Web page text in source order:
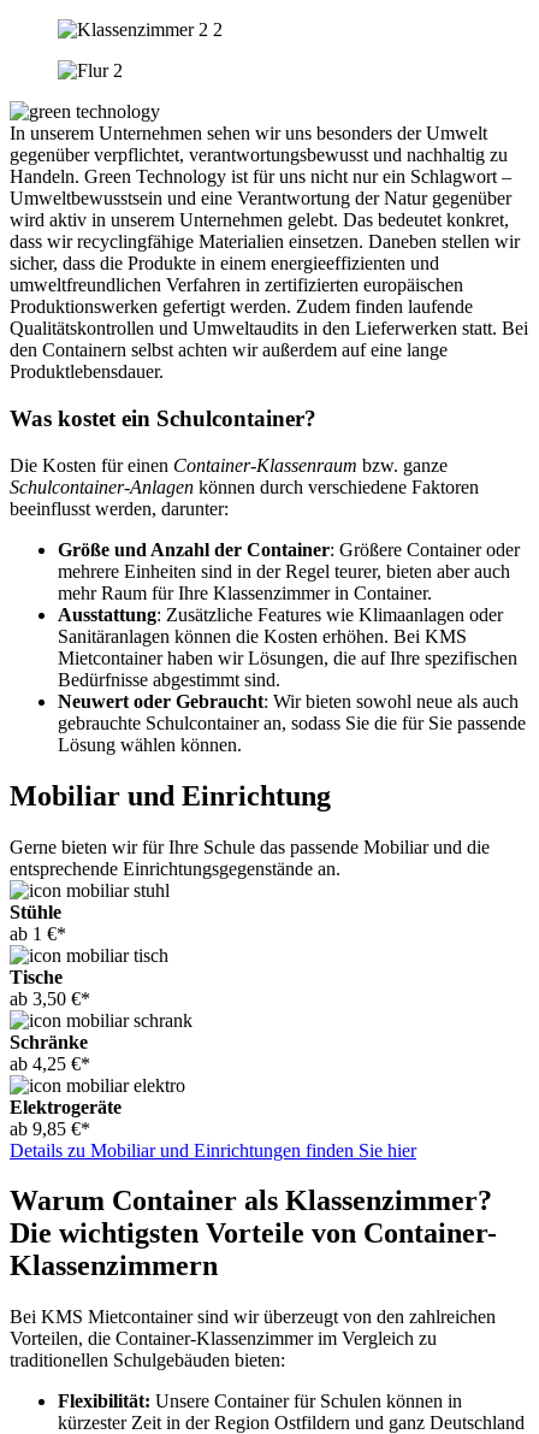
In unserem Unternehmen sehen wir uns besonders der Umwelt
gegenüber verpflichtet, verantwortungsbewusst und nachhaltig zu
Handeln. Green Technology ist für uns nicht nur ein Schlagwort –
Umweltbewusstsein und eine Verantwortung der Natur gegenüber
wird aktiv in unserem Unternehmen gelebt. Das bedeutet konkret,
dass wir recyclingfähige Materialien einsetzen. Daneben stellen wir
sicher, dass die Produkte in einem energieeffizienten und
umweltfreundlichen Verfahren in zertifizierten europäischen
Produktionswerken gefertigt werden. Zudem finden laufende
Qualitätskontrollen und Umweltaudits in den Lieferwerken statt. Bei
den Containern selbst achten wir außerdem auf eine lange
Produktlebensdauer.
Was kostet ein Schulcontainer?
Die Kosten für einen Container-Klassenraum bzw. ganze
Schulcontainer-Anlagen können durch verschiedene Faktoren
beeinflusst werden, darunter:
Größe und Anzahl der Container: Größere Container oder
mehrere Einheiten sind in der Regel teurer, bieten aber auch
mehr Raum für Ihre Klassenzimmer in Container.
Ausstattung: Zusätzliche Features wie Klimaanlagen oder
Sanitäranlagen können die Kosten erhöhen. Bei KMS
Mietcontainer haben wir Lösungen, die auf Ihre spezifischen
Bedürfnisse abgestimmt sind.
Neuwert oder Gebraucht: Wir bieten sowohl neue als auch
gebrauchte Schulcontainer an, sodass Sie die für Sie passende
Lösung wählen können.
Mobiliar und Einrichtung
Gerne bieten wir für Ihre Schule das passende Mobiliar und die
entsprechende Einrichtungsgegenstände an.
Stühle
ab 1 €*
Tische
ab 3,50 €*
Schränke
ab 4,25 €*
Elektrogeräte
ab 9,85 €*
Details zu Mobiliar und Einrichtungen finden Sie hier
Warum Container als Klassenzimmer?
Die wichtigsten Vorteile von Container-
Klassenzimmern
Bei KMS Mietcontainer sind wir überzeugt von den zahlreichen
Vorteilen, die Container-Klassenzimmer im Vergleich zu
traditionellen Schulgebäuden bieten:
Flexibilität: Unsere Container für Schulen können in
kürzester Zeit in der Region Ostfildern und ganz Deutschland